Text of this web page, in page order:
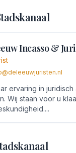
Incasso &
ervaring in juridisch
Wij staan voor u
...